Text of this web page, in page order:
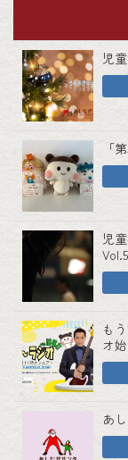
児
「
児
Vol.5
も
オ
あ